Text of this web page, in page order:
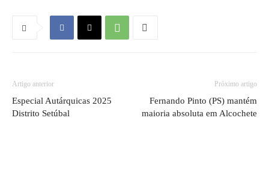
Artigo anterior
Especial Autárquicas 2025
Distrito Setúbal
Próximo artigo
Fernando Pinto (PS) mantém
maioria absoluta em Alcochete